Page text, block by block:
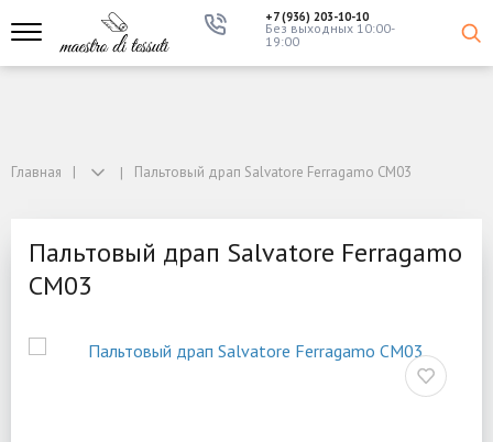
+7 (936) 203-10-10
Без выходных 10:00-
19:00
Главная Пальтовый драп Salvatore Ferragamo CM03
Пальтовый драп Salvatore Ferragamo
CM03